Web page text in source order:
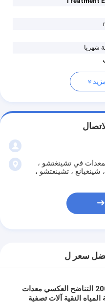
المعدات في تشينغتشو ،
1 طريق العلوم والتكنولوجيا 2 ، شينغيانغ ، تشينغتشو ،
سعر ل
2000lph التناضح العكسي معدات
المياه النقية آلات تصفية